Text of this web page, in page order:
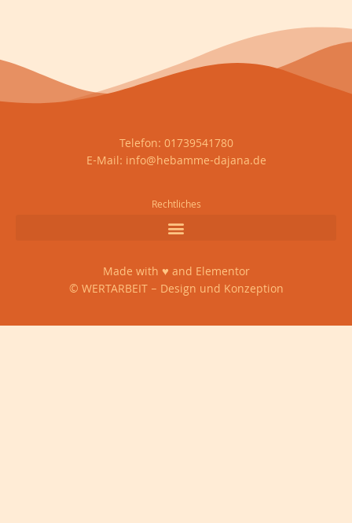
Telefon: 01739541780
E-Mail: info@hebamme-dajana.de
Rechtliches
Made with ♥ and Elementor
© WERTARBEIT – Design und Konzeption